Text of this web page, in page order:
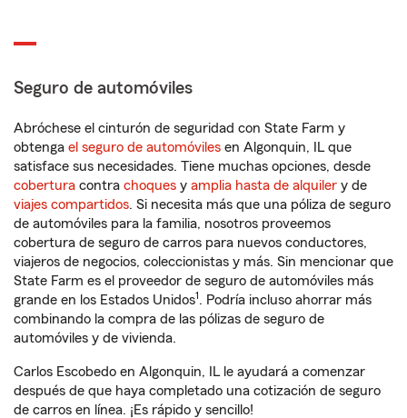
Seguro de automóviles
Abróchese el cinturón de seguridad con State Farm y
obtenga el seguro de automóviles en Algonquin, IL que
satisface sus necesidades. Tiene muchas opciones, desde
cobertura contra choques y amplia hasta de alquiler y de
viajes compartidos. Si necesita más que una póliza de seguro
de automóviles para la familia, nosotros proveemos
cobertura de seguro de carros para nuevos conductores,
viajeros de negocios, coleccionistas y más. Sin mencionar que
State Farm es el proveedor de seguro de automóviles más
grande en los Estados Unidos1. Podría incluso ahorrar más
combinando la compra de las pólizas de seguro de
automóviles y de vivienda.
Carlos Escobedo en Algonquin, IL le ayudará a comenzar
después de que haya completado una cotización de seguro
de carros en línea. ¡Es rápido y sencillo!